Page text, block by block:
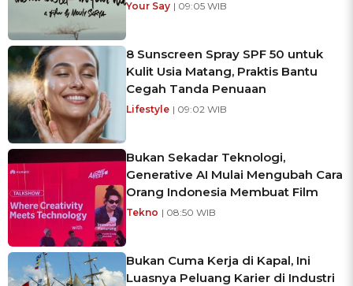
Your Say | 09:05 WIB
8 Sunscreen Spray SPF 50 untuk
Kulit Usia Matang, Praktis Bantu
Cegah Tanda Penuaan
Lifestyle | 09:02 WIB
Bukan Sekadar Teknologi,
Generative AI Mulai Mengubah Cara
Orang Indonesia Membuat Film
Tekno | 08:50 WIB
Bukan Cuma Kerja di Kapal, Ini
Luasnya Peluang Karier di Industri